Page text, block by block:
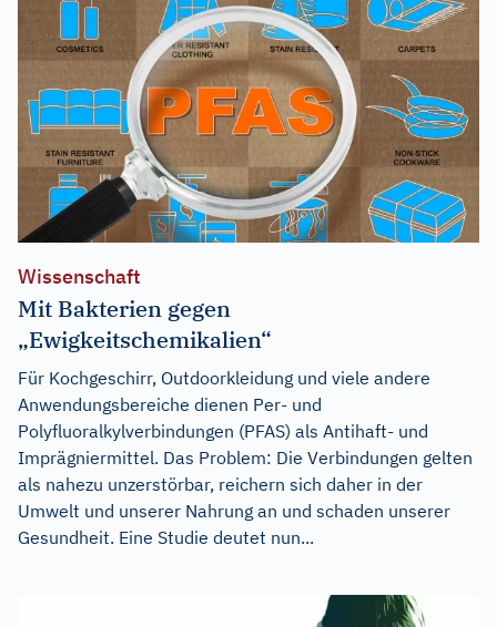
Wissenschaft
Mit Bakterien gegen
„Ewigkeitschemikalien“
Für Kochgeschirr, Outdoorkleidung und viele andere
Anwendungsbereiche dienen Per- und
Polyfluoralkylverbindungen (PFAS) als Antihaft- und
Imprägniermittel. Das Problem: Die Verbindungen gelten
als nahezu unzerstörbar, reichern sich daher in der
Umwelt und unserer Nahrung an und schaden unserer
Gesundheit. Eine Studie deutet nun...